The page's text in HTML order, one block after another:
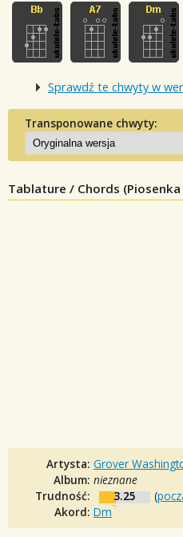
Sprawdź te chwyty w
Transponowane chwyty:
Tablature / Chords
Artysta: Grover
Album: nieznane
Trudność:
3.25 (
Akord: Dm